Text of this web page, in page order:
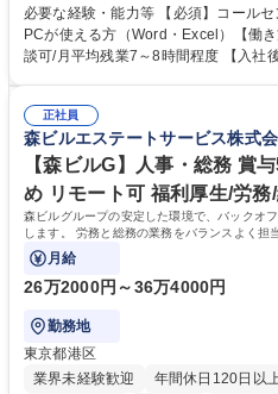
様相談室でのお仕事です。 日々お客様からいただくキリングループへのご
意見を、企業活動に活かしています。
って対応、情報提供するとともにグル
平均100件前後■メール・手紙：同上40件前後 募集職種 中野本
相談室】お客様のお声をもとにより良
必要な経験・能力等 【必須】コール
PCが使える方（Word・Excel）【働
談可/月平均残業7～8時間程度 【入社後の研修】着任から1か月は電話対応
すのでご安心ください。 【当社につ
う会社として、お客様との出会いを大
を込めてコミュニケーションをとり
す。 学歴・資格 学歴：大学院 大学 高専 短大 専修学校 高校 語学力： 資
格：
正社員
森ビルエステートサービス株式
【森ビルG】人事・総務 賞
め リモート可 福利厚生/労務
森ビルグループの安定した環境で、バックオ
します。 労務と総務の業務をバランスよく担
にも挑戦できる、やりがいある環境です。
月給
26万2000円～36万4000円
勤務地
東京都港区
業界未経験歓迎
年間休日120日以